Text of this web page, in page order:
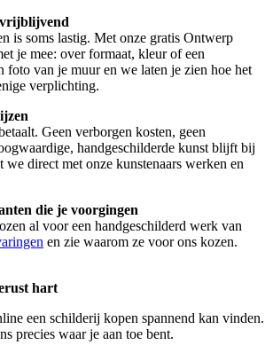
is soms lastig. Met onze gratis Ontwerp
je mee: over formaat, kleur of een
foto van je muur en we laten je zien hoe het
verplichting.
Geen verborgen kosten, geen
handgeschilderde kunst blijft bij
we direct met onze kunstenaars werken en
die je voorgingen
al voor een handgeschilderd werk van
en zie waarom ze voor ons kozen.
hart
een schilderij kopen spannend kan vinden.
precies waar je aan toe bent.